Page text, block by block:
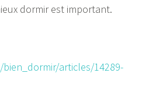
dormir est important.
articles/14289-